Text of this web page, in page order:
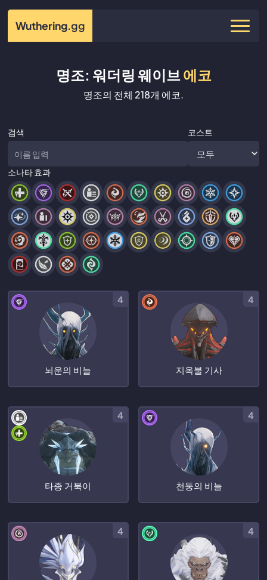
Wuthering.gg
명조: 워더링 웨이브에코
명조의 전체 218개 에코.
검색 코스트
소나타 효과
뇌운의 비늘
4
지옥불 기사
4
타종 거북이
4
천둥의 비늘
4
4 4